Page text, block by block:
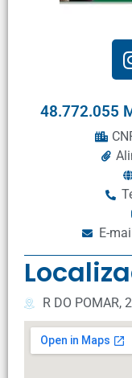
48.772.055
E-
R DO POMAR,